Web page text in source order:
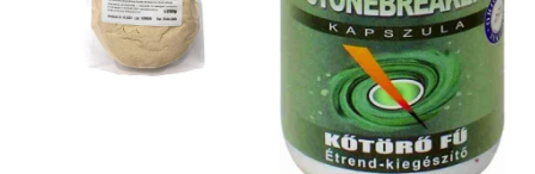
Înțepături de insecte